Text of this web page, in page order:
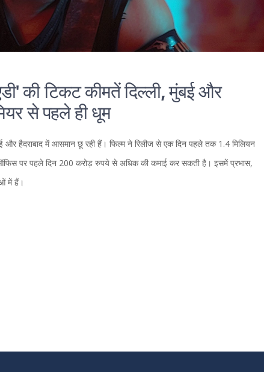
की टिकट कीमतें दिल्ली, मुंबई और
से पहले ही धूम
हैदराबाद में आसमान छू रही हैं। फिल्म ने रिलीज से एक दिन पहले तक 1.4 मिलियन
पर पहले दिन 200 करोड़ रुपये से अधिक की कमाई कर सकती है। इसमें प्रभास,
में हैं।